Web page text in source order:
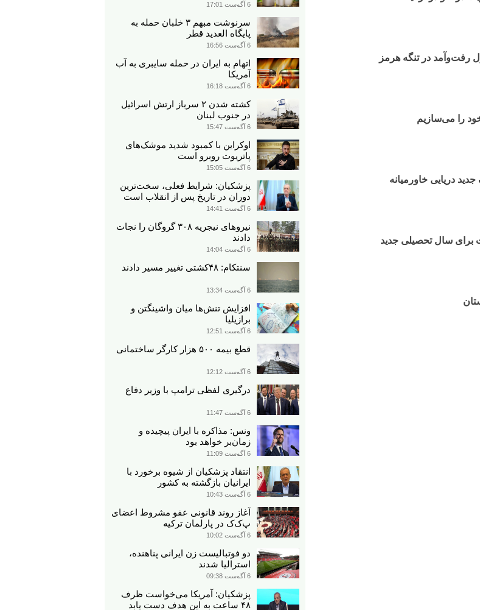
رفت‌وآمد در تنگه هرمز
را می‌سازیم
دریایی خاورمیانه
برای سال تحصیلی جدید
6 آگوست 17:01
سرنوشت مبهم ۳ خلبان حمله به
پایگاه العدید قطر
6 آگوست 16:56
اتهام به ایران در حمله سایبری به آب
آمریکا
6 آگوست 16:18
کشته شدن ۲ سرباز ارتش اسرائیل
در جنوب لبنان
6 آگوست 15:47
اوکراین با کمبود شدید موشک‌های
پاتریوت روبرو است
6 آگوست 15:05
پزشکیان: شرایط فعلی، سخت‌ترین
دوران در تاریخ پس از انقلاب است
6 آگوست 14:41
نیروهای نیجریه‌ ۳۰۸ گروگان را نجات
دادند
6 آگوست 14:04
سنتکام: ۴۸کشتی تغییر مسیر دادند
6 آگوست 13:34
افزایش تنش‌ها میان واشینگتن و
برازیلیا
6 آگوست 12:51
قطع بیمه ۵۰۰ هزار کارگر ساختمانی
6 آگوست 12:12
درگیری لفظی ترامپ با وزیر دفاع
6 آگوست 11:47
ونس: مذاکره با ایران پیچیده و
زمان‌بر خواهد بود
6 آگوست 11:09
انتقاد پزشکیان از شیوه برخورد با
ایرانیان بازگشته به کشور
6 آگوست 10:43
آغاز روند قانونی عفو مشروط اعضای
پ‌ک‌ک در پارلمان ترکیه
6 آگوست 10:02
دو فوتبالیست زن ایرانی پناهنده،
استرالیا شدند
6 آگوست 09:38
پزشکیان: آمریکا می‌خواست ظرف
۴۸ ساعت به این هدف دست یابد